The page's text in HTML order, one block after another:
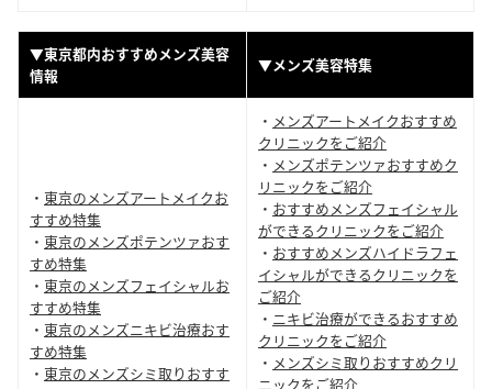
▼東京都内おすすめメンズ美容
情報
▼メンズ美容特集
・ 東京のメンズアートメイクお
すすめ特集
・ 東京のメンズポテンツァおす
すめ特集
・ 東京のメンズフェイシャルお
すすめ特集
・ 東京のメンズニキビ治療おす
すめ特集
・ 東京のメンズシミ取りおすす
・ メンズアートメイクおすすめ
クリニックをご紹介
・ メンズポテンツァおすすめク
リニックをご紹介
・ おすすめメンズフェイシャル
ができるクリニックをご紹介
・ おすすめメンズハイドラフェ
イシャルができるクリニックを
ご紹介
・ ニキビ治療ができるおすすめ
クリニックをご紹介
・ メンズシミ取りおすすめクリ
ニックをご紹介